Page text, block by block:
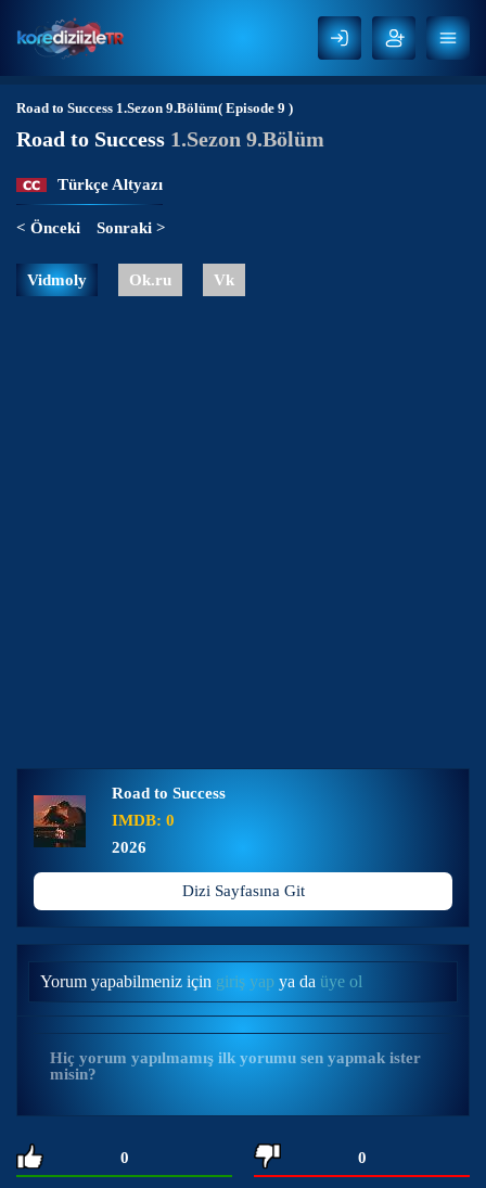
Road to Success 1.Sezon 9.Bölüm( Episode 9 )
Road to Success 1.Sezon 9.Bölüm
Türkçe Altyazı
< Önceki Sonraki >
Vidmoly Ok.ru Vk
Road to Success
IMDB: 0
2026
Dizi Sayfasına Git
Yorum yapabilmeniz için giriş yap ya da üye ol
Hiç yorum yapılmamış ilk yorumu sen yapmak ister
misin?
0 0